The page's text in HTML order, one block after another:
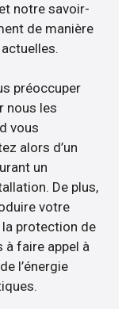
notre savoir-
de manière
préoccuper
nous les
vous
alors d’un
un
De plus,
votre
protection de
à faire appel à
l’énergie